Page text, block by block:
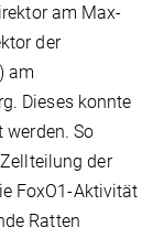
am Max-
der
am
Dieses konnte
werden. So
der
FoxO1-Aktivität
Ratten